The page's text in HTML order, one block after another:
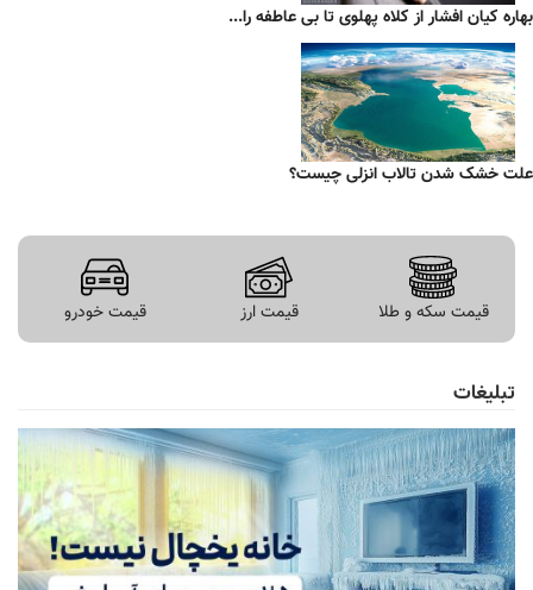
بهاره کیان افشار از کلاه پهلوی تا بی عاطفه را...
علت خشک شدن تالاب انزلی چیست؟
قیمت سکه و طلا قیمت ارز قیمت خودرو
تبلیغات